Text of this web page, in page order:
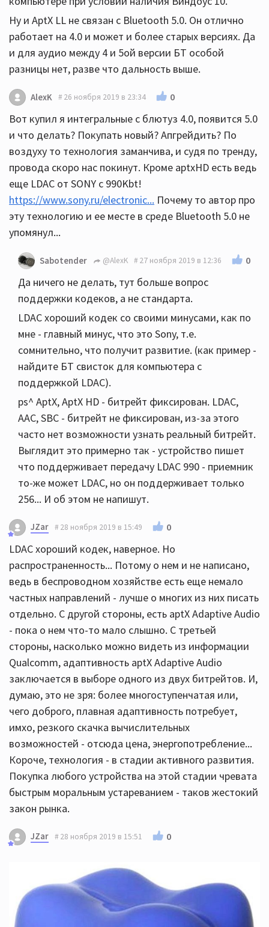
Ну и AptX LL не связан с Bluetooth 5.0. Он отлично
работает на 4.0 и может и более старых версиях. Да
и для аудио между 4 и 5ой версии БТ особой
разницы нет, разве что дальность выше.
AlexK 26 ноября 2019 в 23:34 0
Вот купил я интегральные с блютуз 4.0, появится 5.0
и что делать? Покупать новый? Апгрейдить? По
воздуху то технология заманчива, и судя по тренду,
провода скоро нас покинут. Кроме aptxHD есть ведь
еще LDAC от SONY с 990Kbt!
https://www.sony.ru/electronic... Почему то автор про
эту технологию и ее месте в среде Bluetooth 5.0 не
упомянул...
Sabotender @AlexK 27 ноября 2019 в 12:36 0
Да ничего не делать, тут больше вопрос
поддержки кодеков, а не стандарта.
LDAC хороший кодек со своими минусами, как по
мне - главный минус, что это Sony, т.е.
сомнительно, что получит развитие. (как пример -
найдите БТ свисток для компьютера с
поддержкой LDAC).
ps^ AptX, AptX HD - битрейт фиксирован. LDAC,
AAC, SBC - битрейт не фиксирован, из-за этого
часто нет возможности узнать реальный битрейт.
Выглядит это примерно так - устройство пишет
что поддерживает передачу LDAC 990 - приемник
то-же может LDAC, но он поддерживает только
256... И об этом не напишут.
JZar 28 ноября 2019 в 15:49 0
LDAC хороший кодек, наверное. Но
распространенность... Потому о нем и не написано,
ведь в беспроводном хозяйстве есть еще немало
частных направлений - лучше о многих из них писать
отдельно. С другой стороны, есть aptX Adaptive Audio
- пока о нем что-то мало слышно. С третьей
стороны, насколько можно видеть из информации
Qualcomm, адаптивность aptX Adaptive Audio
заключается в выборе одного из двух битрейтов. И,
думаю, это не зря: более многоступенчатая или,
чего доброго, плавная адаптивность потребует,
имхо, резкого скачка вычислительных
возможностей - отсюда цена, энергопотребление...
Короче, технология - в стадии активного развития.
Покупка любого устройства на этой стадии чревата
быстрым моральным устареванием - таков жестокий
закон рынка.
JZar 28 ноября 2019 в 15:51 0